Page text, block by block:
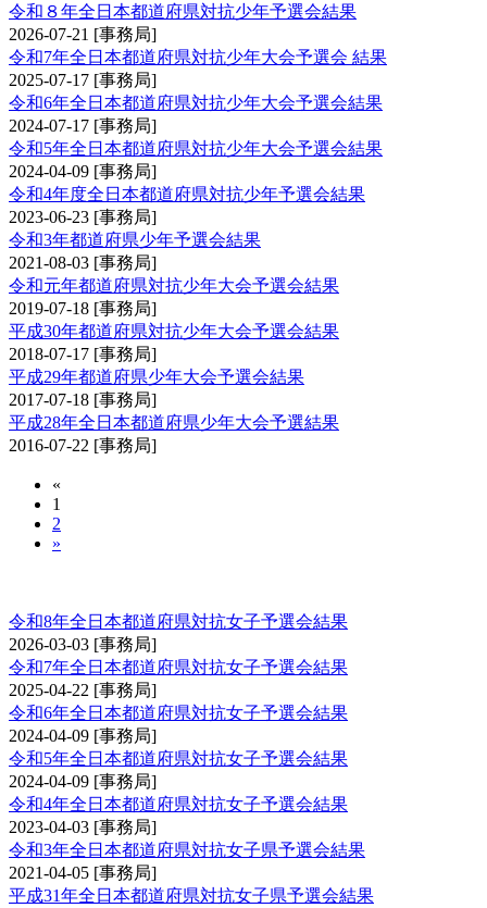
令和８年全日本都道府県対抗少年予選会結果
2026-07-21 [事務局]
令和7年全日本都道府県対抗少年大会予選会 結果
2025-07-17 [事務局]
令和6年全日本都道府県対抗少年大会予選会結果
2024-07-17 [事務局]
令和5年全日本都道府県対抗少年大会予選会結果
2024-04-09 [事務局]
令和4年度全日本都道府県対抗少年予選会結果
2023-06-23 [事務局]
令和3年都道府県少年予選会結果
2021-08-03 [事務局]
令和元年都道府県対抗少年大会予選会結果
2019-07-18 [事務局]
平成30年都道府県対抗少年大会予選会結果
2018-07-17 [事務局]
平成29年都道府県少年大会予選会結果
2017-07-18 [事務局]
平成28年全日本都道府県少年大会予選結果
2016-07-22 [事務局]
«
1
2
»
令和8年全日本都道府県対抗女子予選会結果
2026-03-03 [事務局]
令和7年全日本都道府県対抗女子予選会結果
2025-04-22 [事務局]
令和6年全日本都道府県対抗女子予選会結果
2024-04-09 [事務局]
令和5年全日本都道府県対抗女子予選会結果
2024-04-09 [事務局]
令和4年全日本都道府県対抗女子予選会結果
2023-04-03 [事務局]
令和3年全日本都道府県対抗女子県予選会結果
2021-04-05 [事務局]
平成31年全日本都道府県対抗女子県予選会結果